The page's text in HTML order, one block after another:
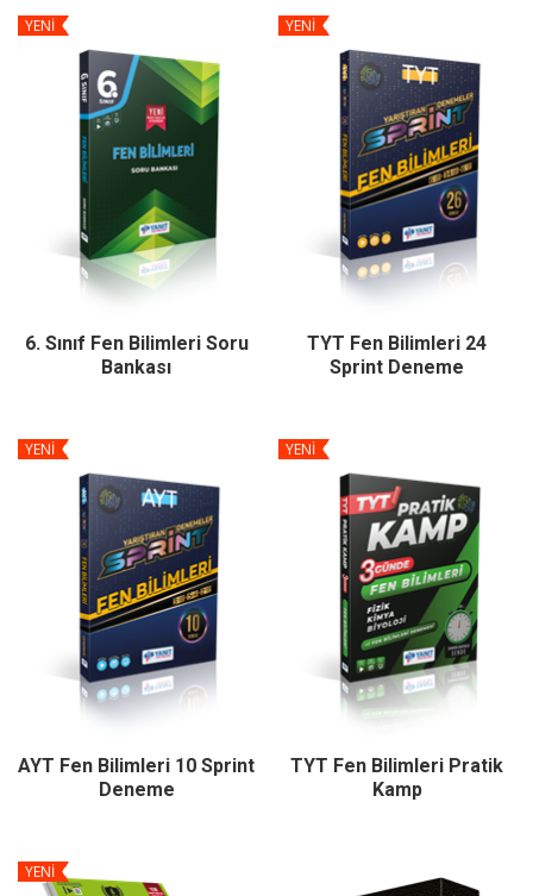
YENİ
6. Sınıf Fen Bilimleri Soru
Bankası
YENİ
TYT Fen Bilimleri 24
Sprint Deneme
YENİ
AYT Fen Bilimleri 10 Sprint
Deneme
YENİ
TYT Fen Bilimleri Pratik
Kamp
YENİ